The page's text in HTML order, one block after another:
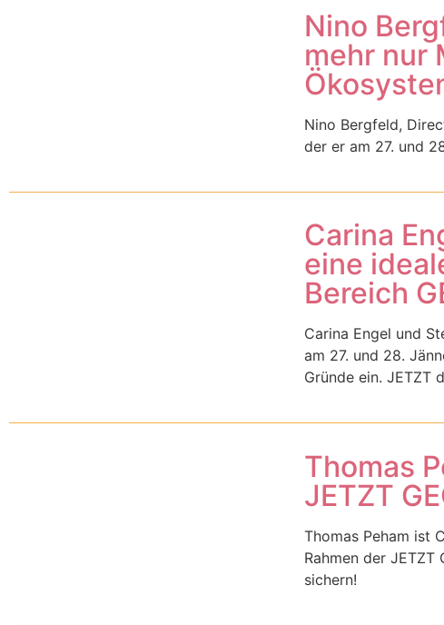
Nino
mehr nur
Nino Bergfeld,
der er am 27. und
Carina
eine
Bereich
Carina Engel und
am 27. und 28.
Gründe ein. JETZT
Thomas
JETZT
Thomas Peham ist
Rahmen der
sichern!